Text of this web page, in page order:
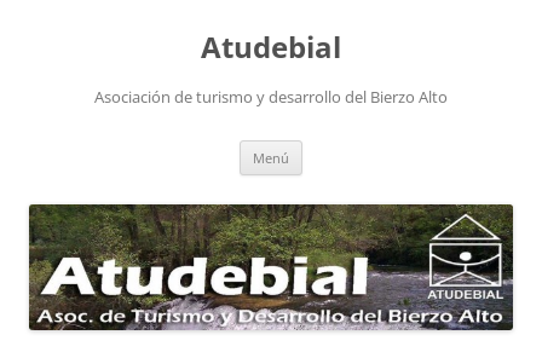
Atudebial
Asociación de turismo y desarrollo del Bierzo Alto
Menú